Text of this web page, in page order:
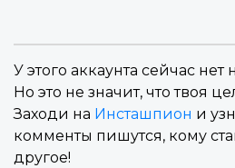
У этого аккаунта сейчас нет
Но это не значит, что твоя
Заходи на Инсташпион и
комменты пишутся, кому
другое!